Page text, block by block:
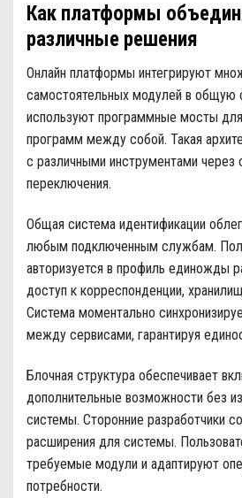
Как платформы
различные решения
Онлайн платформы интегрируют
самостоятельных модулей в общую
используют программные мосты
программ между собой. Такая
с различными инструментами через
переключения.
Общая система идентификации
любым подключенным службам.
авторизуется в профиль единожды
доступ к корреспонденции,
Система моментально
между сервисами, гарантируя
Блочная структура обеспечивает
дополнительные возможности без
системы. Сторонние разработчики
расширения для системы.
требуемые модули и адаптируют
потребности.